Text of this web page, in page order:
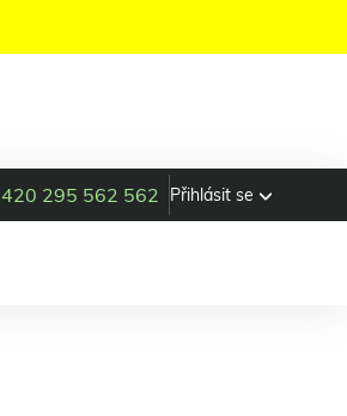
295 562 562 Přihlásit se